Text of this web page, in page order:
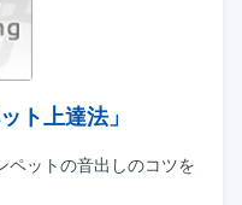
ト上達法」
ペットの音出しのコツを